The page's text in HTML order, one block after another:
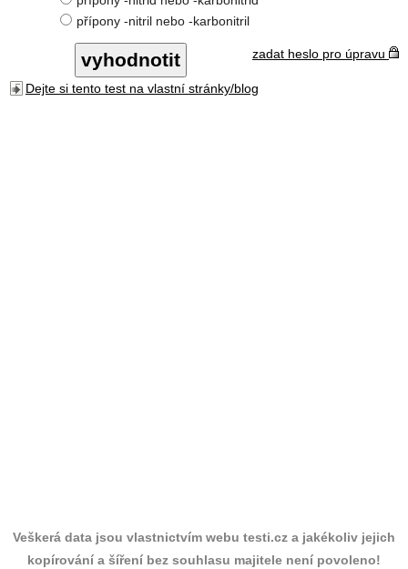
přípony -nitril nebo -karbonitril
zadat heslo pro úpravu
Dejte si tento test na vlastní stránky/blog
Veškerá data jsou vlastnictvím webu testi.cz a jakékoliv jejich
kopírování a šíření bez souhlasu majitele není povoleno!